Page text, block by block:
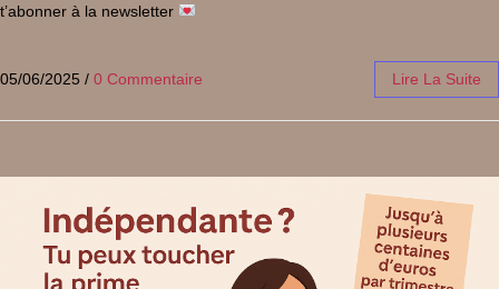
t’abonner à la newsletter
05/06/2025 / 0 Commentaire Lire La Suite